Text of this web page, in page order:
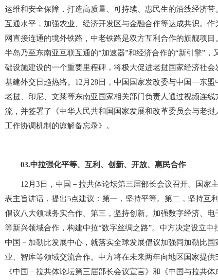
运维和安全保障，打造高质量、可持续、惠民生的沿线经济
互通水平，加强农业、经济开发区与金融合作等达成共识。
网直接连通的境外铁路，中老铁路是双方互利合作的旗舰项
半岛乃至东南亚互联互通的“加速器”和经济合作的“新引擎”
础设施建设的一个重要里程碑，将极大促进老挝国家经济社
基建外交日趋热络。12月28日，中国国家发改委与中国—东
老挝、印尼、文莱等东南亚国家相关部门负责人通过视频连
流，并签署了《中华人民共和国国家发展和改革委员会与老
工作协调机制的谅解备忘录》。
03.中拉强化平等、互利、创新、开放、惠民合作
12月3日，中国－拉共体论坛第三届部长会议召开。国
表主旨讲话，提出5点建议：第一，坚持平等。第二，坚持互
倡议八大领域务实合作。第三，坚持创新。加强数字经济、
等新兴领域合作，构建中拉“数字丝绸之路”。中方决定设立
中国－加勒比发展中心，就落实全球发展倡议加强同加勒比
业、智库等领域交流合作。中方将在未来两年向地区国家提
《中国－拉共体论坛第三届部长会议宣言》和《中国与拉共